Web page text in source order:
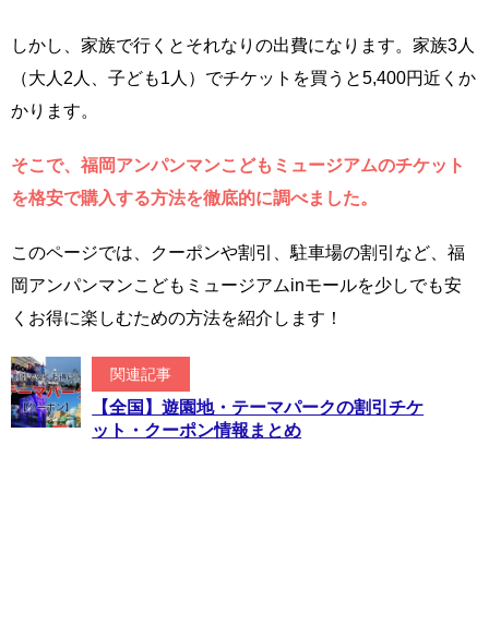
しかし、家族で行くとそれなりの出費になります。家族3人
（大人2人、子ども1人）でチケットを買うと5,400円近くか
かります。
そこで、福岡アンパンマンこどもミュージアムのチケット
を格安で購入する方法を徹底的に調べました。
このページでは、クーポンや割引、駐車場の割引など、福
岡アンパンマンこどもミュージアムinモールを少しでも安
くお得に楽しむための方法を紹介します！
関連記事
【全国】遊園地・テーマパークの割引チケ
ット・クーポン情報まとめ